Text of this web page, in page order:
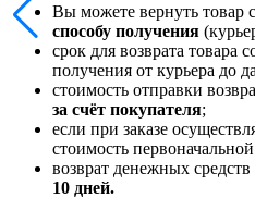
Вы можете вернуть товар
способу получения
срок для возврата товара
получения от курьера до
стоимость отправки
за счёт покупателя;
если при заказе
стоимость
возврат денежных
10 дней.